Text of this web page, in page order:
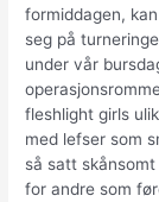
formiddagen,
seg på
under vår
fleshlight girls
med lefser som
så satt
for andre som